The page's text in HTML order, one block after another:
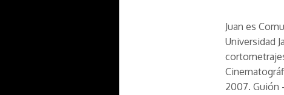
Juan es
Universidad
2007. Guión